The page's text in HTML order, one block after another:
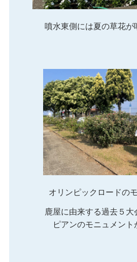
噴水東側には夏の草花が
オリンピックロードの
鹿屋に由来する過去５大
ピアンのモニュメント